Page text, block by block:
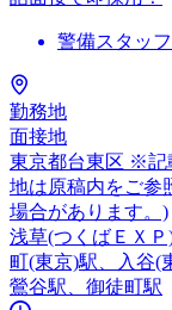
警備スタッフ
勤務地
面接地
東京都台東区 ※記
地は原稿内をご参
場合があります。)
浅草(つくばＥＸ
町(東京)駅、入谷(
鶯谷駅、御徒町駅